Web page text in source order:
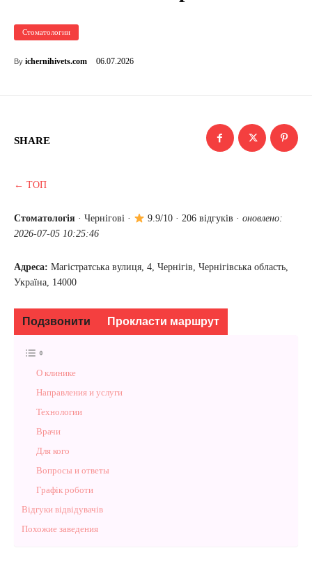
Стоматологии
By ichernihivets.com 06.07.2026
SHARE
← ТОП
Стоматологія · Чернігові · 9.9/10 · 206 відгуків · оновлено:
2026-07-05 10:25:46
Адреса: Магістратська вулиця, 4, Чернігів, Чернігівська область,
Україна, 14000
Подзвонити Прокласти маршрут
О клинике
Направления и услуги
Технологии
Врачи
Для кого
Вопросы и ответы
Графік роботи
Відгуки відвідувачів
Похожие заведения